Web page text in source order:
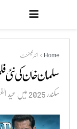
Home انٹرٹینمنٹ
سلمان خان کی نئی
سکندر 2025 میں عید الفطر پر ریلیز ہوگی